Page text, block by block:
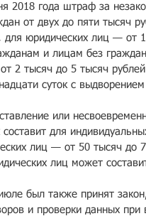
2018 года штраф за
от двух до пяти тысяч
для юридических лиц — от
и лицам без
2 тысяч до 5 тысяч
суток с
или
для
лиц — от 50 тысяч до
лиц может
был также принят
и проверки данных